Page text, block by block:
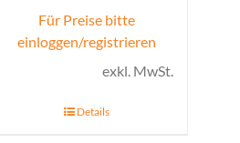
Für Preise bitte
einloggen/registrieren
exkl. MwSt.
Details